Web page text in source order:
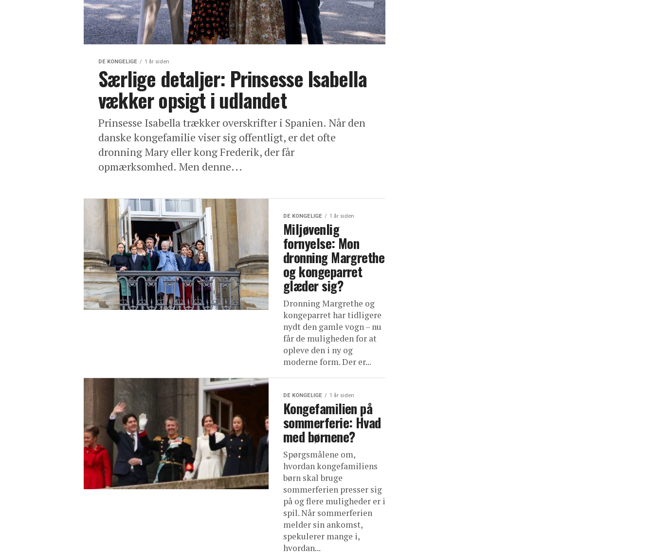
DE KONGELIGE 1 år siden
Særlige detaljer: Prinsesse Isabella
vækker opsigt i udlandet
Prinsesse Isabella trækker overskrifter i Spanien. Når den
danske kongefamilie viser sig offentligt, er det ofte
dronning Mary eller kong Frederik, der får
opmærksomhed. Men denne...
DE KONGELIGE 1 år siden
Miljøvenlig
fornyelse: Mon
dronning Margrethe
og kongeparret
glæder sig?
Dronning Margrethe og
kongeparret har tidligere
nydt den gamle vogn – nu
får de muligheden for at
opleve den i ny og
moderne form. Der er...
DE KONGELIGE 1 år siden
Kongefamilien på
sommerferie: Hvad
med børnene?
Spørgsmålene om,
hvordan kongefamiliens
børn skal bruge
sommerferien presser sig
på og flere muligheder er i
spil. Når sommerferien
melder sin ankomst,
spekulerer mange i,
hvordan...